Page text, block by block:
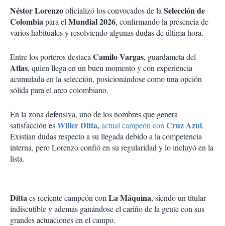
Néstor Lorenzooficializó los convocados de laSelección de
Colombiapara elMundial 2026, confirmando la presencia de
varios habituales y resolviendo algunas dudas de última hora.
Entre los porteros destacaCamilo Vargas, guardameta del
Atlas, quien llega en un buen momento y con experiencia
acumulada en la selección, posicionándose como una opción
sólida para el arco colombiano.
En la zona defensiva, uno de los nombres que genera
satisfacción esWiller Ditta,actual campeón conCruz Azul.
Existían dudas respecto a su llegada debido a la competencia
interna, pero Lorenzo confió en su regularidad y lo incluyó en la
lista.
Dittaes reciente campeón conLa Máquina, siendo un titular
indiscutible y además ganándose el cariño de la gente con sus
grandes actuaciones en el campo.